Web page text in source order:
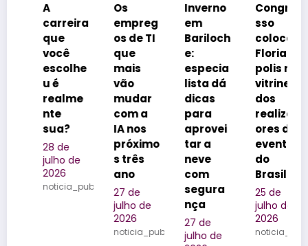
empreg
que
mais
mudar
IA nos
próximo
s três
ano
27 de
noticia_publicada
em
Bariloch
especia
dicas
para
aprovei
tar a
neve
segura
nça
27 de
julho de
Congre
coloca
polis na
vitrine
dos
realizad
ores de
eventos
do
Brasil
25 de
2026
noticia_publicada
m
e
da
do
o
24 de